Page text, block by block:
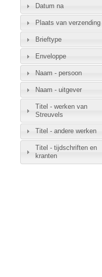
Datum na
Plaats van verzending
Brieftype
Enveloppe
Naam - persoon
Naam - uitgever
Titel - werken van
Streuvels
Titel - andere werken
Titel - tijdschriften en
kranten